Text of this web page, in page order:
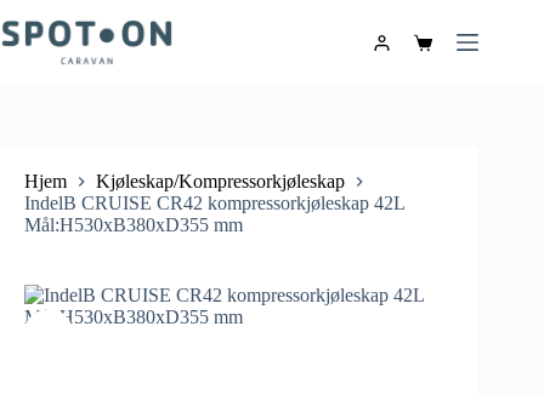
Hjem
Kjøleskap/Kompressorkjøleskap
IndelB CRUISE CR42 kompressorkjøleskap 42L
Mål:H530xB380xD355 mm